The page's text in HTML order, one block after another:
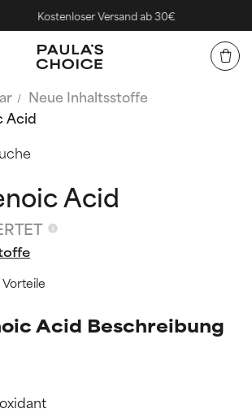
Kostenloser Versand ab 30€
Neue Inhaltsstoffe
Acid
Acid
Acid Beschreibung